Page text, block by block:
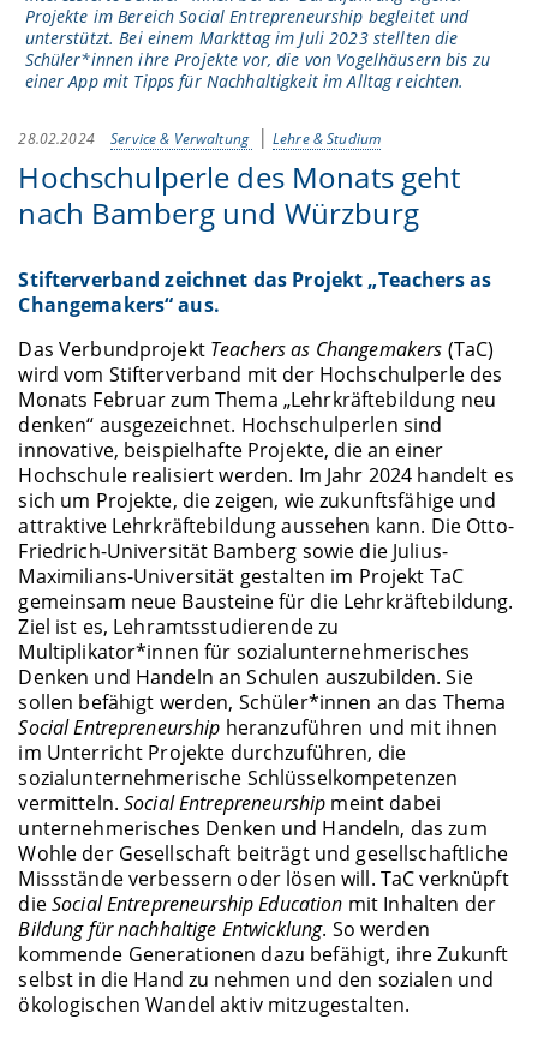
Projekte im Bereich Social Entrepreneurship begleitet und
unterstützt. Bei einem Markttag im Juli 2023 stellten die
Schüler*innen ihre Projekte vor, die von Vogelhäusern bis zu
einer App mit Tipps für Nachhaltigkeit im Alltag reichten.
28.02.2024 Service & Verwaltung Lehre & Studium
Hochschulperle des Monats geht
nach Bamberg und Würzburg
Stifterverband zeichnet das Projekt „Teachers as
Changemakers“ aus.
Das Verbundprojekt Teachers as Changemakers (TaC)
wird vom Stifterverband mit der Hochschulperle des
Monats Februar zum Thema „Lehrkräftebildung neu
denken“ ausgezeichnet. Hochschulperlen sind
innovative, beispielhafte Projekte, die an einer
Hochschule realisiert werden. Im Jahr 2024 handelt es
sich um Projekte, die zeigen, wie zukunftsfähige und
attraktive Lehrkräftebildung aussehen kann. Die Otto-
Friedrich-Universität Bamberg sowie die Julius-
Maximilians-Universität gestalten im Projekt TaC
gemeinsam neue Bausteine für die Lehrkräftebildung.
Ziel ist es, Lehramtsstudierende zu
Multiplikator*innen für sozialunternehmerisches
Denken und Handeln an Schulen auszubilden. Sie
sollen befähigt werden, Schüler*innen an das Thema
Social Entrepreneurship heranzuführen und mit ihnen
im Unterricht Projekte durchzuführen, die
sozialunternehmerische Schlüsselkompetenzen
vermitteln.Social Entrepreneurship meint dabei
unternehmerisches Denken und Handeln, das zum
Wohle der Gesellschaft beiträgt und gesellschaftliche
Missstände verbessern oder lösen will. TaC verknüpft
dieSocial Entrepreneurship Education mit Inhalten der
Bildung für nachhaltige Entwicklung. So werden
kommende Generationen dazu befähigt, ihre Zukunft
selbst in die Hand zu nehmen und den sozialen und
ökologischen Wandel aktiv mitzugestalten.